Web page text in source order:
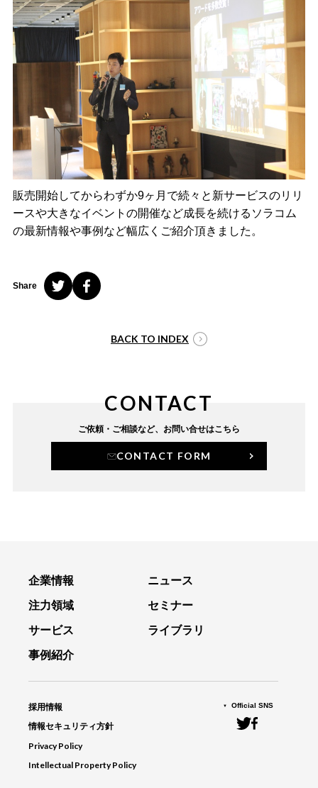
販売開始してからわずか9ヶ月で続々と新サービスのリリ
ースや大きなイベントの開催など成長を続けるソラコム
の最新情報や事例など幅広くご紹介頂きました。
Share
BACK TO INDEX
CONTACT
ご依頼・ご相談など、 お問い合せはこちら
CONTACT FORM
企業情報
注力領域
サービス
事例紹介
ニュース
セミナー
ライブラリ
採用情報
情報セキュリティ方針
Privacy Policy
Intellectual Property Policy
Official SNS